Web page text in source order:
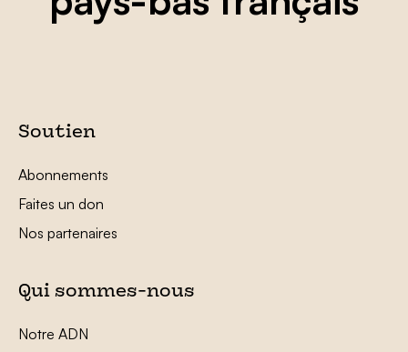
Soutien
Abonnements
Faites un don
Nos partenaires
Qui sommes-nous
Notre ADN